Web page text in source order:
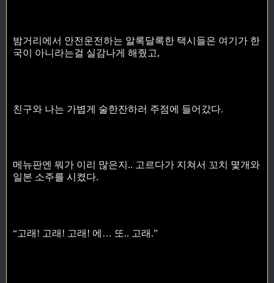
밤거리에서 안전운전하는 알록달록한 택시들은 여기가 한
국이 아니라는걸 실감나게 해줬고,
친구와 나는 가볍게 술한잔하러 주점에 들어갔다.
메뉴판엔 뭐가 이리 많은지.. 고르다가 지쳐서 꼬치 몇개와
일본 소주를 시켰다.
“고래! 고래! 고래! 에… 또.. 고래.”